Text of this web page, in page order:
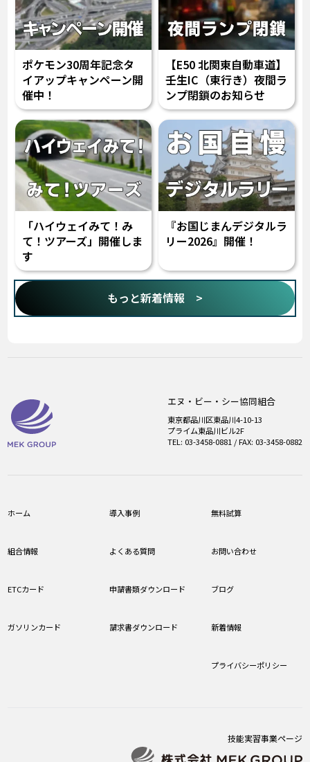
ポケモン30周年記念タ
イアップキャンペーン開
催中！
【E50 北関東自動車道】
壬生IC（東行き）夜間ラ
ンプ閉鎖のお知らせ
「ハイウェイみて！み
て！ツアーズ」開催しま
す
『お国じまんデジタルラ
リー2026』開催！
もっと新着情報 >
ホーム
組合情報
ETCカード
ガソリンカード
導入事例
よくある質問
申請書類ダウンロード
請求書ダウンロード
無料試算
お問い合わせ
ブログ
新着情報
プライバシーポリシー
エヌ・ビー・シー協同組合
東京都品川区東品川4-10-13
プライム東品川ビル2F
TEL: 03-3458-0881 / FAX: 03-3458-0882
技能実習事業ページ